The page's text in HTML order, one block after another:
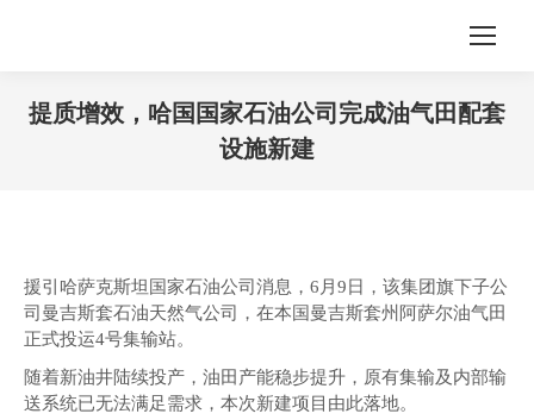
提质增效，哈国国家石油公司完成油气田配套
设施新建
援引哈萨克斯坦国家石油公司消息，6月9日，该集团旗下子公
司曼吉斯套石油天然气公司，在本国曼吉斯套州阿萨尔油气田
正式投运4号集输站。
随着新油井陆续投产，油田产能稳步提升，原有集输及内部输
送系统已无法满足需求，本次新建项目由此落地。